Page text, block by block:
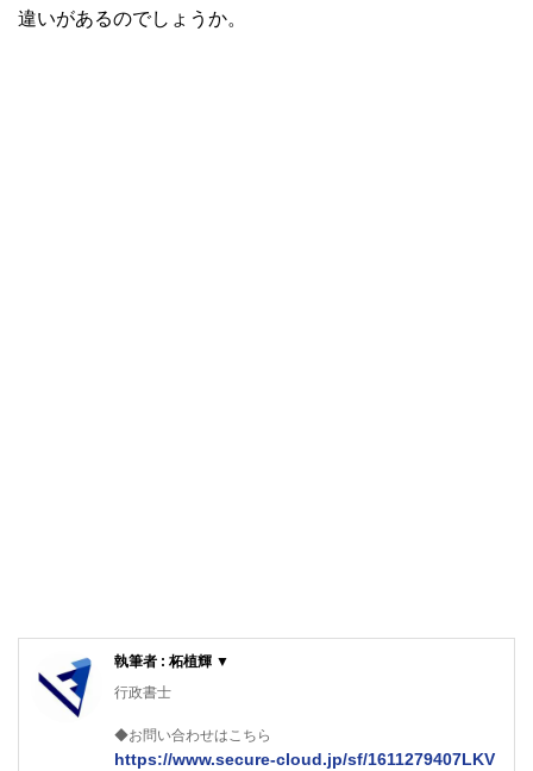
違いがあるのでしょうか。
執筆者 : 柘植輝 ▼
行政書士
◆お問い合わせはこちら
https://www.secure-cloud.jp/sf/1611279407LKV